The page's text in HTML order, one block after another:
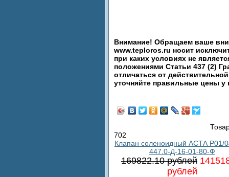
Внимание! Обращаем ваше
www.teploros.ru носит
при каких условиях не
положениями Статьи 437 (2)
отличаться от
уточняйте правильные цены
702
Клапан соленоидный АСТА Р01/
447.0-Д-16-01-80-Ф
169822.10 рублей
рублей